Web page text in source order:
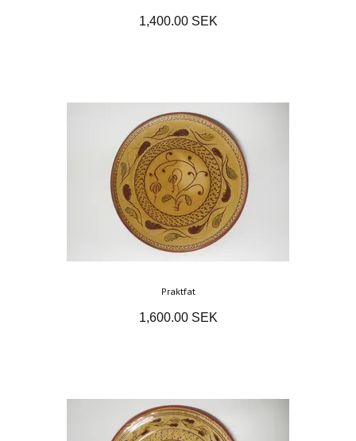
1,400.00 SEK
Praktfat
1,600.00 SEK